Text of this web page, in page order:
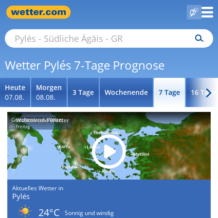
Wetter Pylés 7-Tage Prognose
Heute
07.08.
Morgen
08.08.
3 Tage Wochenende 7 Tage 16 Tage
Griechenland-Wetter
Aktuelles Wetter in
Pylés
24°C
Sonnig und windig